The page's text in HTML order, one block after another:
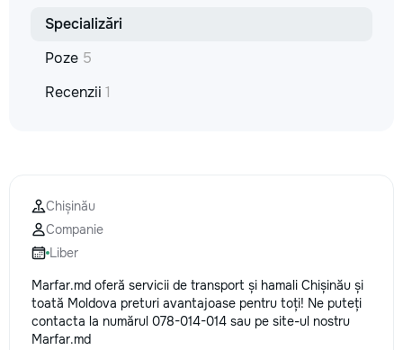
Specializări
Poze 5
Recenzii 1
Chișinău
Companie
Liber
Marfar.md oferă servicii de transport și hamali Chișinău și
toată Moldova preturi avantajoase pentru toți! Ne puteți
contacta la numărul 078-014-014 sau pe site-ul nostru
Marfar.md